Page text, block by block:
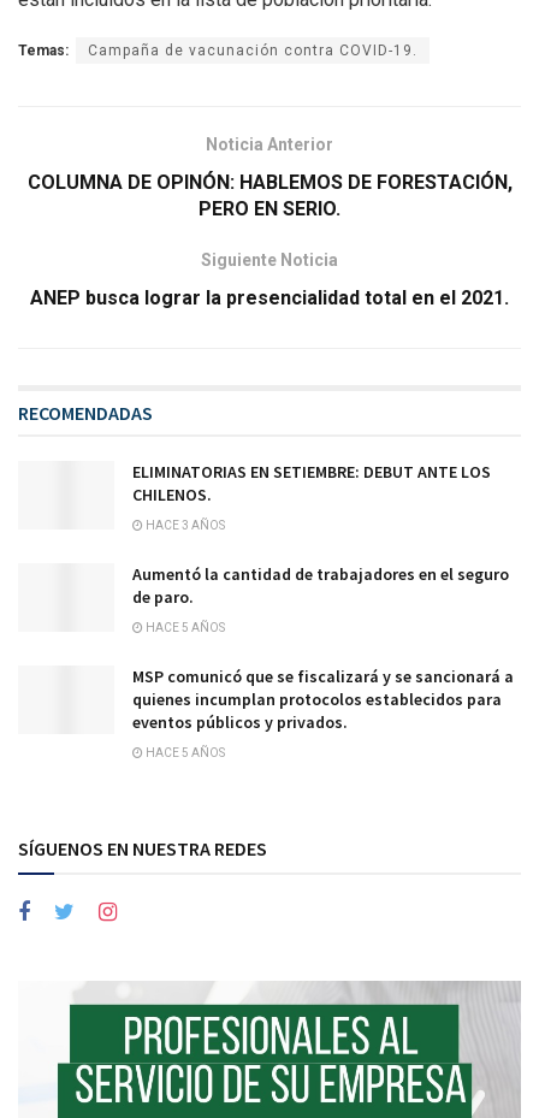
Temas: Campaña de vacunación contra COVID-19.
Noticia Anterior
COLUMNA DE OPINÓN: HABLEMOS DE FORESTACIÓN,
PERO EN SERIO.
Siguiente Noticia
ANEP busca lograr la presencialidad total en el 2021.
RECOMENDADAS
ELIMINATORIAS EN SETIEMBRE: DEBUT ANTE LOS
CHILENOS.
HACE 3 AÑOS
Aumentó la cantidad de trabajadores en el seguro
de paro.
HACE 5 AÑOS
MSP comunicó que se fiscalizará y se sancionará a
quienes incumplan protocolos establecidos para
eventos públicos y privados.
HACE 5 AÑOS
SÍGUENOS EN NUESTRA REDES